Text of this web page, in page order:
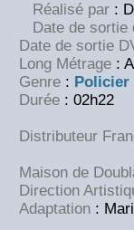
Réalisé par :
Date de sortie
Date de sortie
Long Métrage :
Genre : Policier
Durée : 02h22
Distributeur
The Walt
Maison de
Direction
Adaptation :